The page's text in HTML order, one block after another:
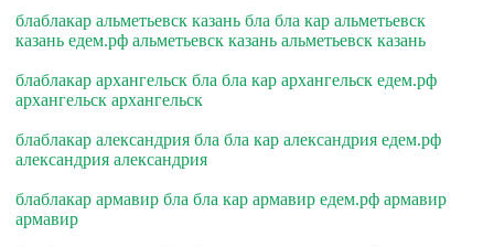
блаблакар альметьевск казань бла бла кар альметьевск
казань едем.рф альметьевск казань альметьевск казань
блаблакар архангельск бла бла кар архангельск едем.рф
архангельск архангельск
блаблакар александрия бла бла кар александрия едем.рф
александрия александрия
блаблакар армавир бла бла кар армавир едем.рф армавир
армавир